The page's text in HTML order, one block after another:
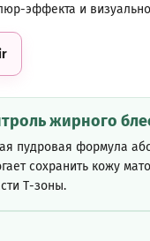
эффекта и
жирного
пудровая формула
сохранить кожу
Т-зоны.